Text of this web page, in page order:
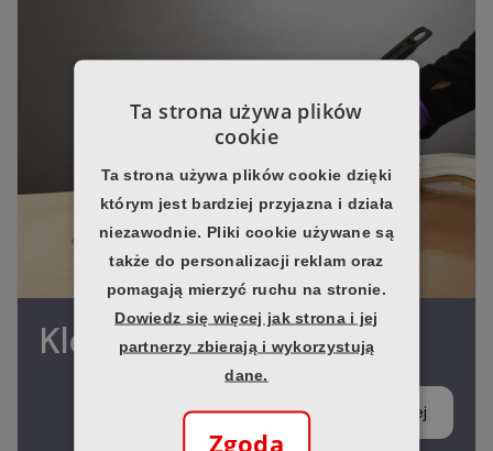
Kleje przemysłowe
Zobacz więcej
Ta strona używa plików
cookie
Ta strona używa plików cookie dzięki
którym jest bardziej przyjazna i działa
niezawodnie. Pliki cookie używane są
także do personalizacji reklam oraz
pomagają mierzyć ruchu na stronie.
Dowiedz się więcej jak strona i jej
partnerzy zbierają i wykorzystują
dane.
Zgoda